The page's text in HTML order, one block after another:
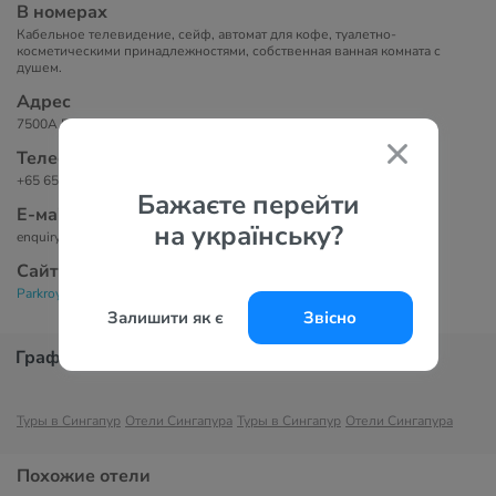
Бажаєте перейти
на українську?
Залишити як є Звісно
В номерах
Кабельное телевидение, сейф, автомат для кофе, туалетно-
косметическими принадлежностями, собственная ванная комната с
душем.
Адрес
7500A Beach Road, The Plaza, 199591 Сингапур, Сингапур.
Телефоны
+65 6505 5666
Е-маil
enquiry.prsin@parkroyalhotels.com
Сайт
Parkroyal on Beach Road Singapore 4*
График цен
Туры в Сингапур Отели Сингапура Туры в Сингапур Отели Сингапура
Похожие отели